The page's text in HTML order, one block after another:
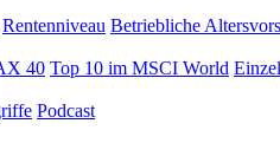
Rentenniveau Betriebliche
40 Top 10 im MSCI World
Podcast